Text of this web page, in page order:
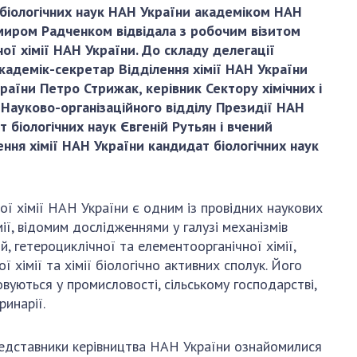
що становлять
України
установ
досліджень
кадрів
НАН України
Державний
бюджет НАН
України
Вибори до складу
НАН України
Бланки документів
ЗАСІДАННЯ
ПРЕЗИДІЇ НАН
УКРАЇНИ
НАУКОВІ
ВИДАННЯ
біологічних наук НАН України академіком НАН
Радченком відвідала з робочим візитом
хімії НАН України. До складу делегації
секретар Відділення хімії НАН України
Петро Стрижак, керівник Сектору хімічних і
організаційного відділу Президії НАН
наук Євгеній Рутьян і вчений
хімії НАН України кандидат біологічних наук
хімії НАН України є одним із провідних наукових
відомим дослідженнями у галузі механізмів
гетероциклічної та елементоорганічної хімії,
хімії та хімії біологічно активних сполук. Його
у промисловості, сільському господарстві,
керівництва НАН України ознайомилися